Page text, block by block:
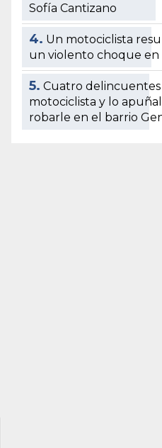
Sofía Cantizano
4. Un motociclista
un violento choque
5. Cuatro
motociclista y lo
robarle en el barrio